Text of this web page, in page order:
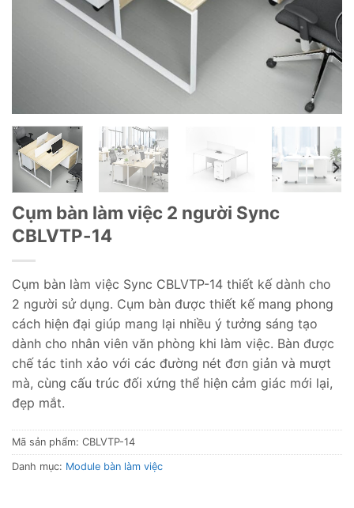
Cụm bàn làm việc 2 người Sync
CBLVTP-14
Cụm bàn làm việc Sync CBLVTP-14 thiết kế dành cho
2 người sử dụng. Cụm bàn được thiết kế mang phong
cách hiện đại giúp mang lại nhiều ý tưởng sáng tạo
dành cho nhân viên văn phòng khi làm việc. Bàn được
chế tác tinh xảo với các đường nét đơn giản và mượt
mà, cùng cấu trúc đối xứng thể hiện cảm giác mới lại,
đẹp mắt.
Mã sản phẩm: CBLVTP-14
Danh mục: Module bàn làm việc